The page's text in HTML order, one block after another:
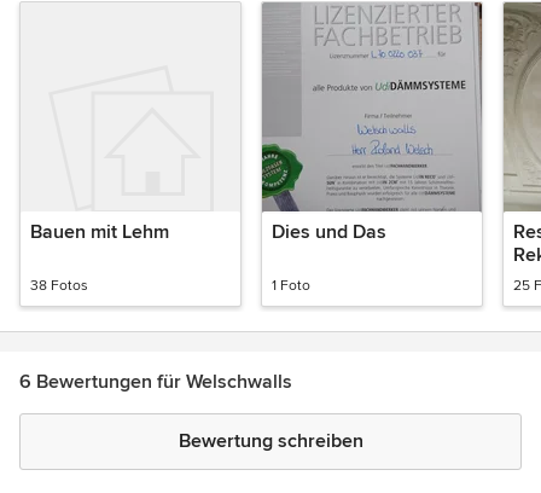
Bauen mit Lehm
38 Fotos
Dies und Das
1 Foto 25
6 Bewertungen für Welschwalls
Bewertung schreiben